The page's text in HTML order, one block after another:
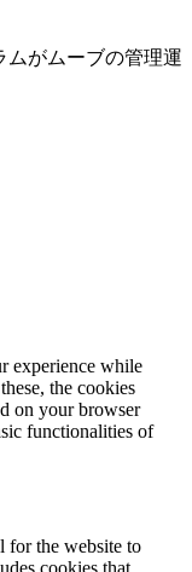
ムがムーブの管理運
experience while
the cookies
on your browser
functionalities of
for the website to